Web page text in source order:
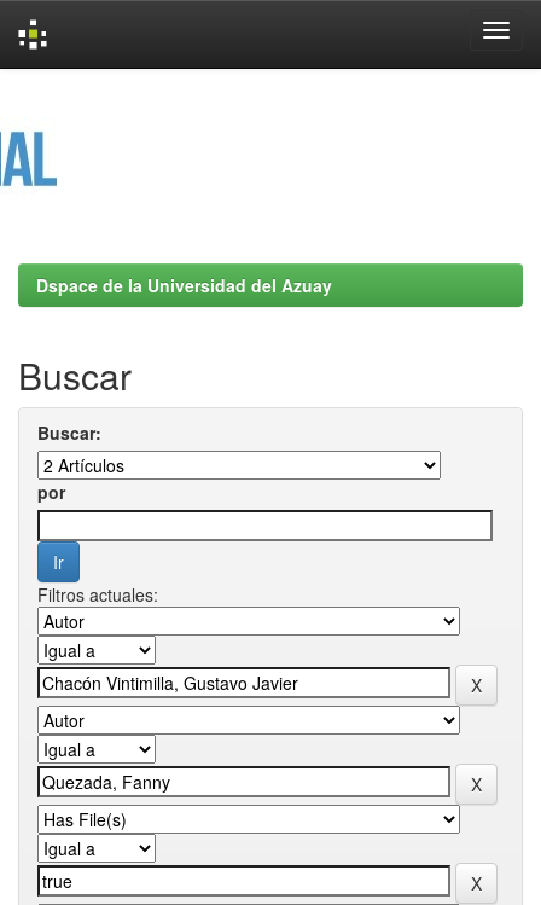
Dspace de la Universidad del Azuay
Buscar
Buscar:
por
Filtros actuales: